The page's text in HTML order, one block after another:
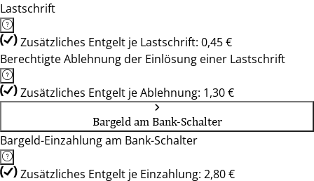
Lastschrift
Zusätzliches Entgelt je Lastschrift: 0,45 €
Berechtigte Ablehnung der Einlösung einer Lastschrift
Zusätzliches Entgelt je Ablehnung: 1,30 €
Bargeld am Bank-Schalter
Bargeld-Einzahlung am Bank-Schalter
Zusätzliches Entgelt je Einzahlung: 2,80 €